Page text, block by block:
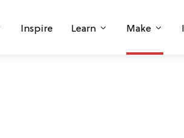
Inspire Learn Make